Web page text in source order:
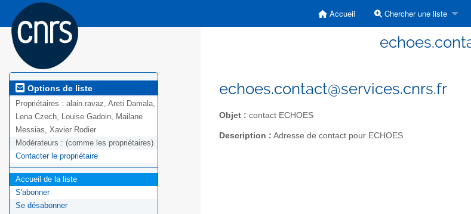
Accueil Chercher une liste
Options de liste
Propriétaires : alain.ravaz, Areti Damala,
Lena Czech, Louise Gadoin, Mailane
Messias, Xavier Rodier
Modérateurs : (comme les propriétaires)
Contacter le propriétaire
Accueil de la liste
S'abonner
Se désabonner
echoes.contact@services.cnrs.fr
Objet : contact ECHOES
Description : Adresse de contact pour ECHOES